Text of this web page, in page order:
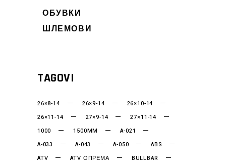
ОБУВКИ
ШЛЕМОВИ
TAGOVI
26×8-14 26×9-14
26×10-14
26×11-14
27×9-14
27×11-14
1000
1500MM
A-021
A-033
A-043 A-050
ABS
ATV
ATV ОПРЕМА
BULLBAR